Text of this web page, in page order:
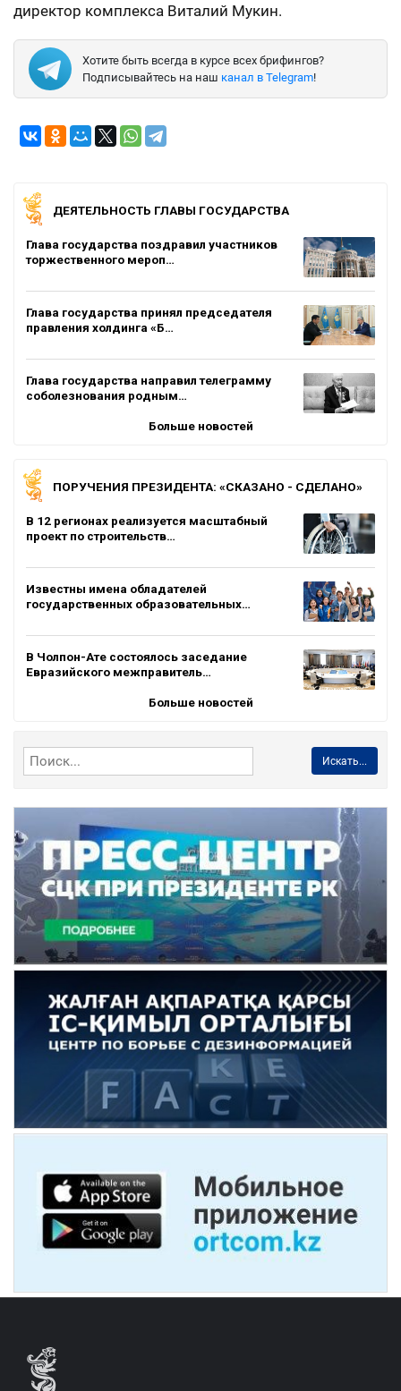
директор комплекса Виталий Мукин.
Хотите быть всегда в курсе всех брифингов?
Подписывайтесь на наш канал в Telegram!
ДЕЯТЕЛЬНОСТЬ ГЛАВЫ ГОСУДАРСТВА
Глава государства поздравил участников
торжественного мероп…
Глава государства принял председателя
правления холдинга «Б…
Глава государства направил телеграмму
соболезнования родным…
Больше новостей
ПОРУЧЕНИЯ ПРЕЗИДЕНТА: «СКАЗАНО - СДЕЛАНО»
В 12 регионах реализуется масштабный
проект по строительств…
Известны имена обладателей
государственных образовательных…
В Чолпон-Ате состоялось заседание
Евразийского межправитель…
Больше новостей
Искать...